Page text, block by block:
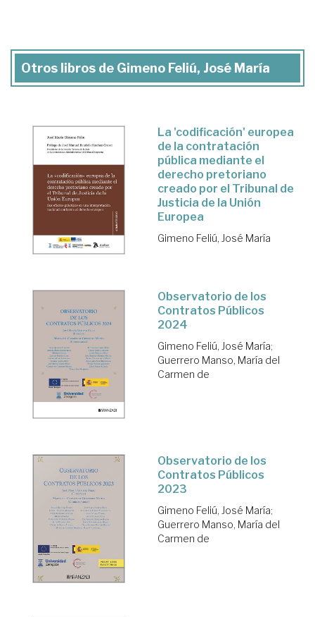
Otros libros de Gimeno Feliú, José María
La 'codificación' europea
de la contratación
pública mediante el
derecho pretoriano
creado por el Tribunal de
Justicia de la Unión
Europea
Gimeno Feliú, José María
Observatorio de los
Contratos Públicos
2024
Gimeno Feliú, José María;
Guerrero Manso, María del
Carmen de
Observatorio de los
Contratos Públicos
2023
Gimeno Feliú, José María;
Guerrero Manso, María del
Carmen de